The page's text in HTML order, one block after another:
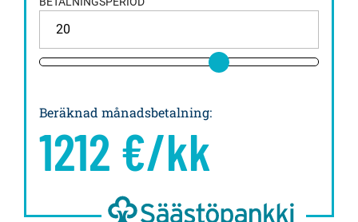
Beräknad månadsbetalning:
1212 €/kk